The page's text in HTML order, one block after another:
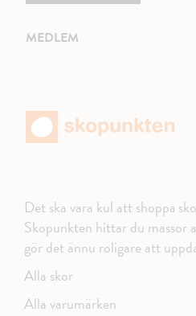
MEDLEM
Det ska vara kul att shoppa
Skopunkten hittar du massor
gör det ännu roligare att
Alla skor
Alla varumärken